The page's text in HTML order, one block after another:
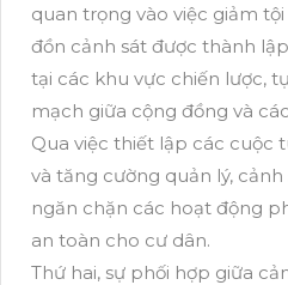
quan trọng vào việc giảm
đồn cảnh sát được thành
tại các khu vực chiến lược,
mạch giữa cộng đồng và
Qua việc thiết lập các cuộc
và tăng cường quản lý,
ngăn chặn các hoạt động
an toàn cho cư dân.
Thứ hai, sự phối hợp giữa